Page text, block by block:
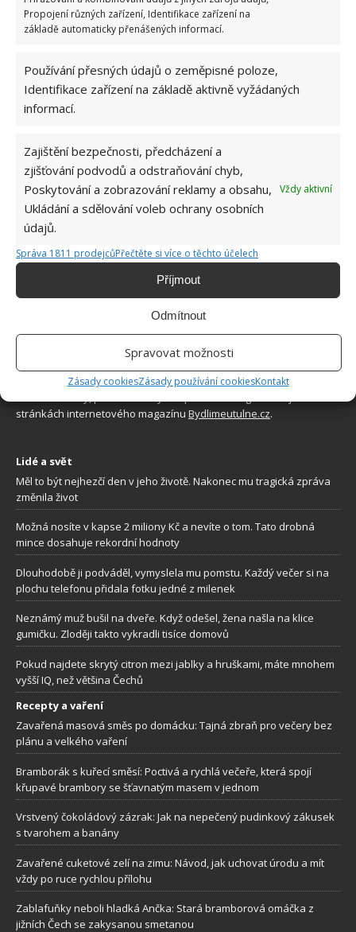
Propojení různých zařízení, Identifikace zařízení na
základě automaticky přenášených informací.
Používání přesných údajů o zeměpisné poloze,
Identifikace zařízení na základě aktivně vyžádaných
informací.
Zajištění bezpečnosti, předcházení a
zjišťování podvodů a odstraňování chyb,
Poskytování a zobrazování reklamy a obsahu,
Ukládání a sdělování voleb ochrany osobních
údajů.
Vždy aktivní
Správa 1811 prodejcůPřečtěte si více o těchto účelech
Příjmout
Odmítnout
Spravovat možnosti
Zásady cookiesZásady používání cookiesKontakt
a drátům
10.8.2026
Kuchyňská sůl jako efektivní služebník při
čištění domácnosti: Poradí si i s troubou a
potrubím
Sirkové hnojivo působí na rostliny jako živá
voda. Zápalky stačí namočit do vlažné vody
10.8.2026
Sháníte zajímavé tipy jak vylepšit Váš domov? Originální nápady,
stránkách internetového magazínu Bydlimeutulne.cz.
Lidé a svět
Měl to být nejhezčí den v jeho životě. Nakonec mu tragická zpráva
změnila život
Možná nosíte v kapse 2 miliony Kč a nevíte o tom. Tato drobná
mince dosahuje rekordní hodnoty
Dlouhodobě ji podváděl, vymyslela mu pomstu. Každý večer si na
plochu telefonu přidala fotku jedné z milenek
Neznámý muž bušil na dveře. Když odešel, žena našla na klice
gumičku. Zloději takto vykradli tisíce domovů
Pokud najdete skrytý citron mezi jablky a hruškami, máte mnohem
vyšší IQ, než většina Čechů
Recepty a vaření
Zavařená masová směs po domácku: Tajná zbraň pro večery bez
plánu a velkého vaření
Bramborák s kuřecí směsí: Poctivá a rychlá večeře, která spojí
křupavé brambory se šťavnatým masem v jednom
Vrstvený čokoládový zázrak: Jak na nepečený pudinkový zákusek
s tvarohem a banány
Zavařené cuketové zelí na zimu: Návod, jak uchovat úrodu a mít
vždy po ruce rychlou přílohu
Zablafuňky neboli hladká Ančka: Stará bramborová omáčka z
jižních Čech se zakysanou smetanou